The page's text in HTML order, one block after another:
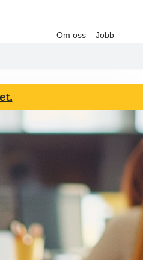
Om oss Jobb